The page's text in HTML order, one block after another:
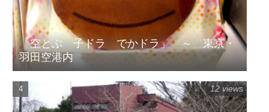
「空とぶ 子ドラ でかドラ」 ～ 東京・
羽田空港内
12 views